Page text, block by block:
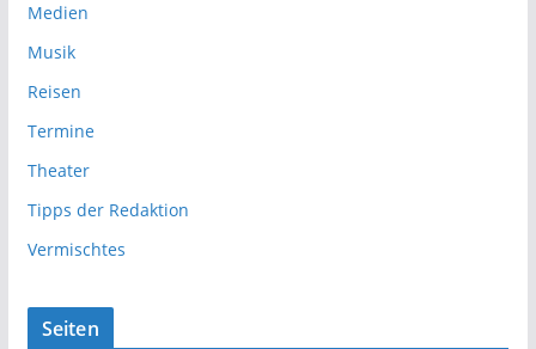
Medien
Musik
Reisen
Termine
Theater
Tipps der Redaktion
Vermischtes
Seiten